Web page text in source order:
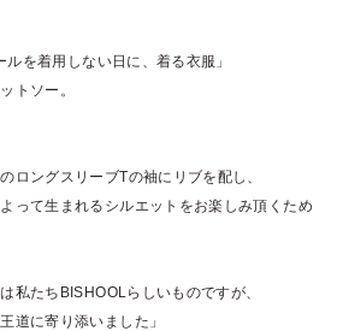
を着用しない日に、着る衣服」
トソー。
ロングスリーブTの袖にリブを配し、
って生まれるシルエットをお楽しみ頂くため
私たちBISHOOLらしいものですが、
道に寄り添いました」